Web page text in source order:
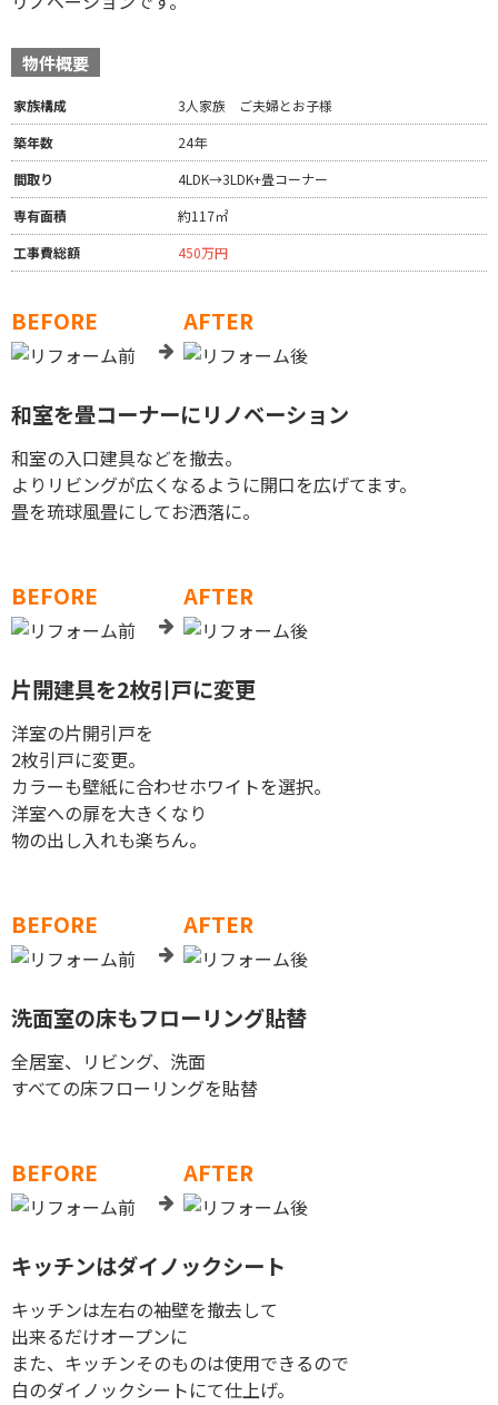
物件概要
家族構成
3人家族 ご夫婦とお子様
築年数
24年
間取り
4LDK→3LDK+畳コーナー
専有面積
約117㎡
工事費総額
450万円
BEFORE AFTER
和室を畳コーナーにリノベーション
和室の入口建具などを撤去。
よりリビングが広くなるように開口を広げてます。
畳を琉球風畳にしてお洒落に。
BEFORE AFTER
片開建具を2枚引戸に変更
洋室の片開引戸を
2枚引戸に変更。
カラーも壁紙に合わせホワイトを選択。
洋室への扉を大きくなり
物の出し入れも楽ちん。
BEFORE AFTER
洗面室の床もフローリング貼替
全居室、リビング、洗面
すべての床フローリングを貼替
BEFORE AFTER
キッチンはダイノックシート
キッチンは左右の袖壁を撤去して
出来るだけオープンに
また、キッチンそのものは使用できるので
白のダイノックシートにて仕上げ。